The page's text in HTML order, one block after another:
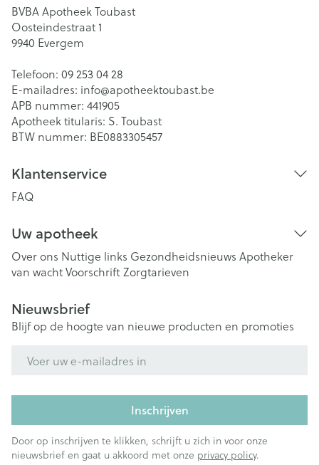
BVBA Apotheek Toubast
Oosteindestraat 1
9940 Evergem
Telefoon: 09 253 04 28
E-mailadres: info@apotheektoubast.be
APB nummer: 441905
Apotheek titularis: S. Toubast
BTW nummer: BE0883305457
Klantenservice
FAQ
Uw apotheek
Over ons Nuttige links Gezondheidsnieuws Apotheker
van wachtVoorschriftZorgtarieven
Nieuwsbrief
Blijf op de hoogte van nieuwe producten en promoties
Inschrijven
Door op inschrijven te klikken, schrijft u zich in voor onze
nieuwsbrief en gaat u akkoord met onze privacy policy.